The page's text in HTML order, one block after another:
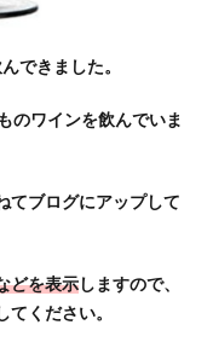
できました。
のワインを飲んでいま
てブログにアップして
どを表示しますので、
ください。